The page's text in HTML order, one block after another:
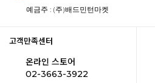
예금주 : (주)배드민턴마켓
고객만족센터
온라인 스토어
02-3663-3922